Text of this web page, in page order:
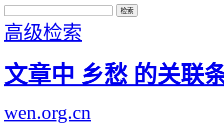
高级检索
文章中 乡愁 的关联
wen.org.cn